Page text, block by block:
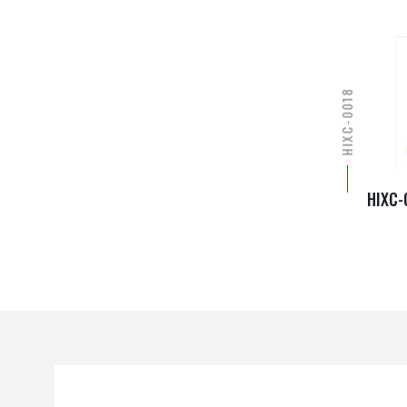
HIXC-0018